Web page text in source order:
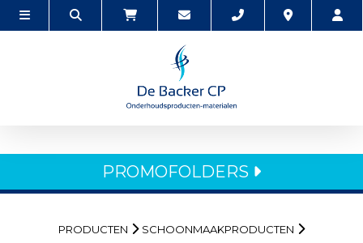
PROMOFOLDERS
PRODUCTEN
SCHOONMAAKPRODUCTEN